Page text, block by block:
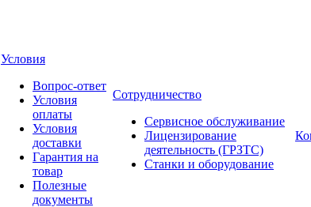
Условия
Вопрос-ответ
Условия
оплаты
Условия
доставки
Гарантия на
товар
Полезные
документы
Сотрудничество
Сервисное обслуживание
Лицензирование
деятельность (ГРЗТС)
Станки и оборудование